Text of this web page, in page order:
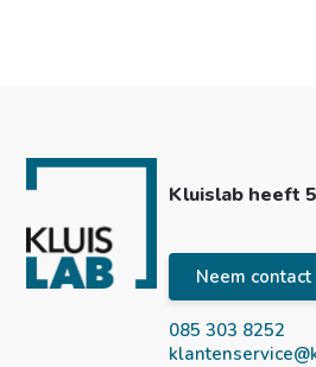
Kluislab heeft
Neem contact
085 303 8252